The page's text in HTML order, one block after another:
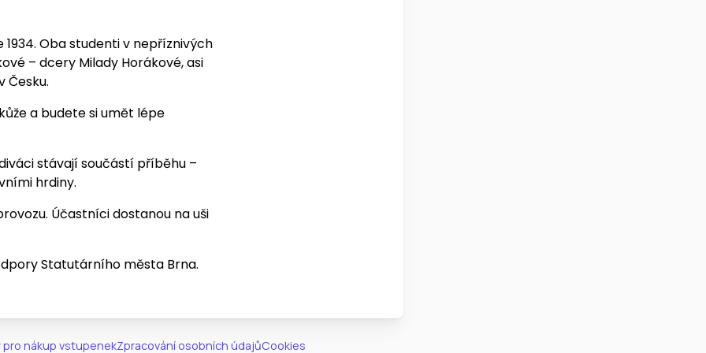
Oba studenti v nepříznivých
– dcery Milady Horákové, asi
Česku.
a budete si umět lépe
stávají součástí příběhu –
hrdiny.
Účastníci dostanou na uši
Statutárního města Brna.
nákup vstupenekZpracování osobních údajůCookies